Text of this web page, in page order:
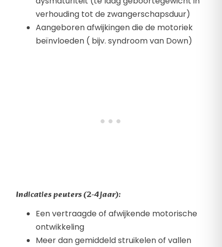
verhouding tot de zwangerschapsduur)
Aangeboren afwijkingen die de motoriek
beïnvloeden ( bijv. syndroom van Down)
Indicaties peuters (2-4 jaar):
Een vertraagde of afwijkende motorische
ontwikkeling
Meer dan gemiddeld struikelen of vallen